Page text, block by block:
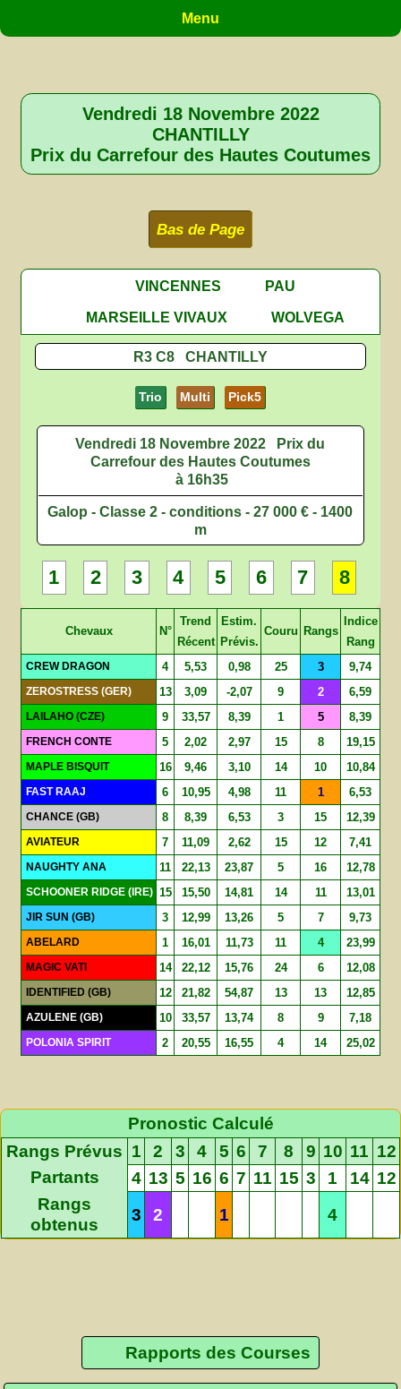
Menu
Vendredi 18 Novembre 2022
CHANTILLY
Prix du Carrefour des Hautes Coutumes
Bas de Page
VINCENNES
PAU
MARSEILLE VIVAUX
WOLVEGA
R3 C8 CHANTILLY
Trio Multi Pick5
Vendredi 18 Novembre 2022
Prix du
Carrefour des Hautes Coutumes
à 16h35
Galop - Classe 2 - conditions - 27 000 € - 1400
m
1 2 3 4 5 6 7 8
Chevaux N°
Trend
Récent
Estim.
Prévis.
Couru Rangs
Indice
Rang
CREW DRAGON 4 5,53 0,98 25 3 9,74
ZEROSTRESS (GER) 13 3,09 -2,07 9 2 6,59
LAILAHO (CZE) 9 33,57 8,39 1 5 8,39
FRENCH CONTE 5 2,02 2,97 15 8 19,15
MAPLE BISQUIT 16 9,46 3,10 14 10 10,84
FAST RAAJ 6 10,95 4,98 11 1 6,53
CHANCE (GB) 8 8,39 6,53 3 15 12,39
AVIATEUR 7 11,09 2,62 15 12 7,41
NAUGHTY ANA 11 22,13 23,87 5 16 12,78
SCHOONER RIDGE (IRE) 15 15,50 14,81 14 11 13,01
JIR SUN (GB) 3 12,99 13,26 5 7 9,73
ABELARD 1 16,01 11,73 11 4 23,99
MAGIC VATI 14 22,12 15,76 24 6 12,08
IDENTIFIED (GB) 12 21,82 54,87 13 13 12,85
AZULENE (GB) 10 33,57 13,74 8 9 7,18
POLONIA SPIRIT 2 20,55 16,55 4 14 25,02
Pronostic Calculé
Rangs Prévus 1 2 3 4 5 6 7 8 9 10 11 12
Partants
4 13 5 16 6 7 11 15 3 1 14 12
Rangs
obtenus
3 2 1 4
Rapports des Courses